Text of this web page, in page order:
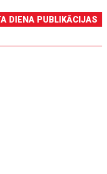
DIENA PUBLIKĀCIJAS